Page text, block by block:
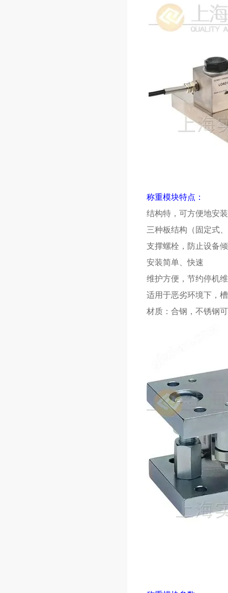
称重模块特点：
结构特，可方便地安
三种板结构（固定式
支撑螺栓，防止设备
安装简单、快速
维护方便，节约停机
适用于恶劣环境下，
材质：合钢，不锈钢